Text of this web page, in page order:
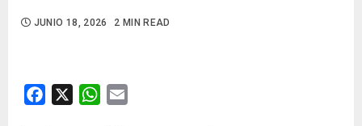
JUNIO 18, 2026 2 MIN READ
Facebook WhatsApp